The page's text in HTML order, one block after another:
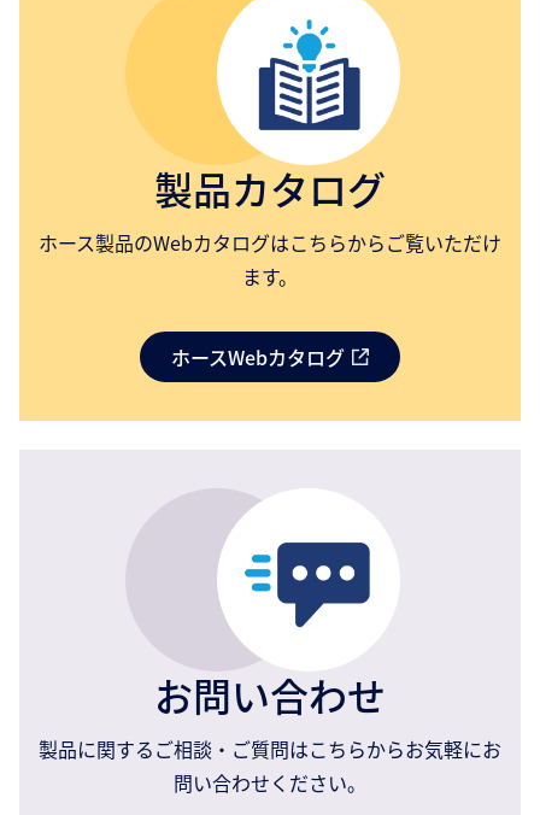
製品カタログ
ホース製品のWebカタログはこちらからご覧いただけ
ます。
ホースWebカタログ
お問い合わせ
製品に関するご相談・ご質問はこちらからお気軽にお
問い合わせください。